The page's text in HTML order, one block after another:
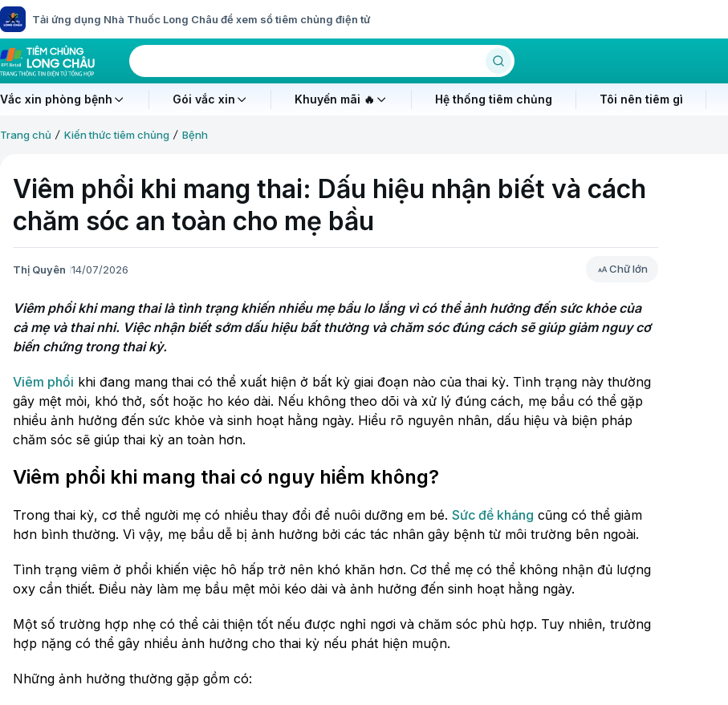
Tải ứng dụng Nhà Thuốc Long Châu để xem sổ tiêm chủng điện tử
Vắc xin phòng bệnh Gói vắc xin Khuyến mãi 🔥 Hệ thống tiêm chủng Tôi nên tiêm gì
Trang chủ Kiến thức tiêm chủng Bệnh
Viêm phổi khi mang thai: Dấu hiệu nhận biết và cách
chăm sóc an toàn cho mẹ bầu
Thị Quyên 14/07/2026 Chữ lớn
Viêm phổi khi mang thai là tình trạng khiến nhiều mẹ bầu lo lắng vì có thể ảnh hưởng đến sức khỏe của
cả mẹ và thai nhi. Việc nhận biết sớm dấu hiệu bất thường và chăm sóc đúng cách sẽ giúp giảm nguy cơ
biến chứng trong thai kỳ.
Viêm phổi khi đang mang thai có thể xuất hiện ở bất kỳ giai đoạn nào của thai kỳ. Tình trạng này thường
gây mệt mỏi, khó thở, sốt hoặc ho kéo dài. Nếu không theo dõi và xử lý đúng cách, mẹ bầu có thể gặp
nhiều ảnh hưởng đến sức khỏe và sinh hoạt hằng ngày. Hiểu rõ nguyên nhân, dấu hiệu và biện pháp
chăm sóc sẽ giúp thai kỳ an toàn hơn.
Viêm phổi khi mang thai có nguy hiểm không?
Trong thai kỳ, cơ thể người mẹ có nhiều thay đổi để nuôi dưỡng em bé. Sức đề kháng cũng có thể giảm
hơn bình thường. Vì vậy, mẹ bầu dễ bị ảnh hưởng bởi các tác nhân gây bệnh từ môi trường bên ngoài.
Tình trạng viêm ở phổi khiến việc hô hấp trở nên khó khăn hơn. Cơ thể mẹ có thể không nhận đủ lượng
oxy cần thiết. Điều này làm mẹ bầu mệt mỏi kéo dài và ảnh hưởng đến sinh hoạt hằng ngày.
Một số trường hợp nhẹ có thể cải thiện tốt nếu được nghỉ ngơi và chăm sóc phù hợp. Tuy nhiên, trường
hợp nặng có thể gây nhiều ảnh hưởng cho thai kỳ nếu phát hiện muộn.
Những ảnh hưởng thường gặp gồm có: